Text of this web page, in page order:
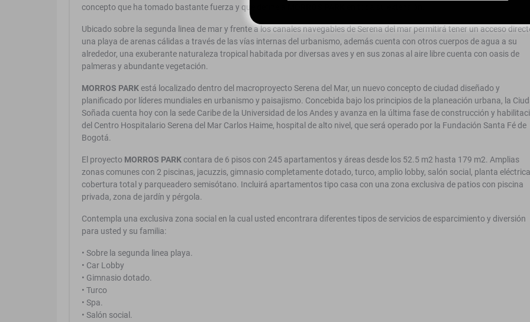
concepto que ha tomado bastante fuerza y que define a
Ubicado sobre la segunda linea de mar y frente a los canales navegables de Serena del mar permitirá tener un acceso
una playa de arenas cálidas a través de las vías internas del urbanismo, además cuenta con otros cuerpos de agua a su
alrededor, una exuberante naturaleza tropical habitada por diversas aves y en sus zonas al aire libre cuenta con oasis de
palmeras y abundante vegetación.
MORROS PARKestá localizado dentro del macroproyecto Serena del Mar, un nuevo concepto de ciudad diseñado y
planificado por líderes mundiales en urbanismo y paisajismo. Concebida bajo los principios de la planeación urbana, la
Soñada cuenta hoy con la sede Caribe de la Universidad de los Andes y avanza en la última fase de construcción y
del Centro Hospitalario Serena del Mar Carlos Haime, hospital de alto nivel, que será operado por la Fundación Santa Fé de
Bogotá.
El proyecto MORROS PARKcontara de 6 pisos con 245 apartamentos y áreas desde los 52.5 m2 hasta 179 m2. Amplias
zonas comunes con 2 piscinas, jacuzzis, gimnasio completamente dotado, turco, amplio lobby, salón social, planta eléctrica
cobertura total y parqueadero semisótano. Incluirá apartamentos tipo casa con una zona exclusiva de patios con piscina
privada, zona de jardín y pérgola.
Contempla una exclusiva zona social en la cual usted encontrara diferentes tipos de servicios de esparcimiento y diversión
para usted y su familia:
• Sobre la segunda linea playa.
• Car Lobby
• Gimnasio dotado.
• Turco
• Spa.
• Salón social.